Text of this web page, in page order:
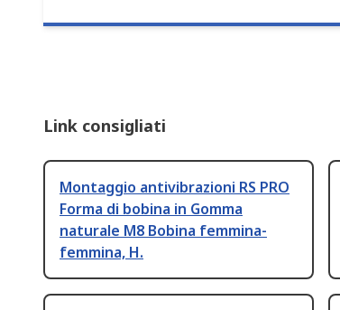
Link consigliati
Montaggio antivibrazioni RS PRO
Forma di bobina in Gomma
naturale M8 Bobina femmina-
femmina, H.